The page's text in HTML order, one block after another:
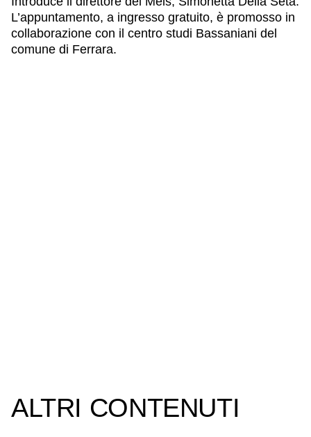
L’appuntamento, a ingresso gratuito, è promosso in
collaborazione con il centro studi Bassaniani del
comune di Ferrara.
ALTRI CONTENUTI